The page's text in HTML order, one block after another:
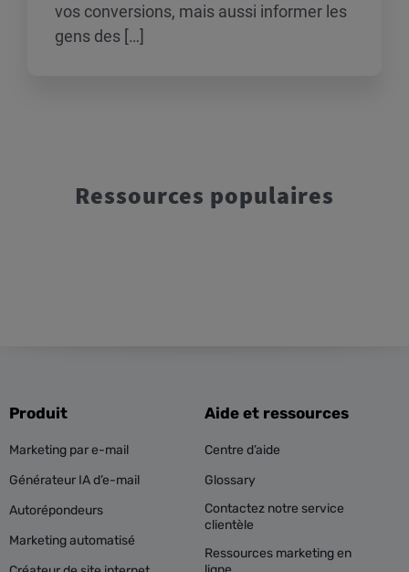
vos conversions, mais aussi informer les
gens des […]
Ressources populaires
Produit
Marketing par e-mail
Générateur IA d’e-mail
Autorépondeurs
Marketing automatisé
Aide et ressources
Centre d’aide
Glossary
Contactez notre service
clientèle
Ressources marketing en